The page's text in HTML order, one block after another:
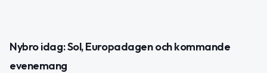
Nybro idag: Sol, Europadagen och kommande
evenemang